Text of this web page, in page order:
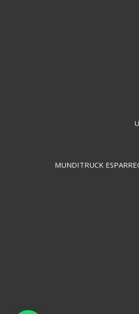
MUNDITRUCK